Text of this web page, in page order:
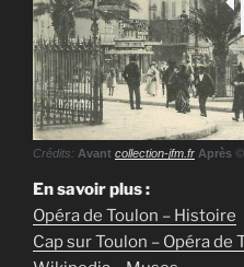
Crédits: Avant collection-jfm.fr Après ©
En savoir plus :
Opéra de Toulon – Histoire
Cap sur Toulon – Opéra de